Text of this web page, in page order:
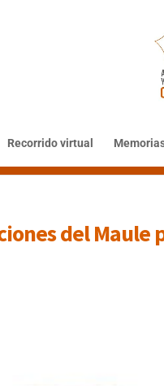
Recorrido virtual
del